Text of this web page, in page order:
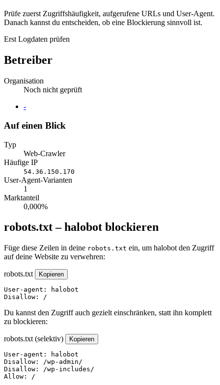
Prüfe zuerst Zugriffshäufigkeit, aufgerufene URLs und User-Agent.
Danach kannst du entscheiden, ob eine Blockierung sinnvoll ist.
Erst Logdaten prüfen
Betreiber
Organisation
Noch nicht geprüft
Website
-
Auf einen Blick
Typ
Web-Crawler
Häufige IP
54.36.150.170
User-Agent-Varianten
1
Marktanteil
0,000%
robots.txt – halobot blockieren
Füge diese Zeilen in deine robots.txt ein, um halobot den Zugriff
auf deine Website zu verwehren:
robots.txt Kopieren
User-agent: halobot
Disallow: /
Du kannst den Zugriff auch gezielt einschränken, statt ihn komplett
zu blockieren:
robots.txt (selektiv) Kopieren
User-agent: halobot
Disallow: /wp-admin/
Disallow: /wp-includes/
Allow: /